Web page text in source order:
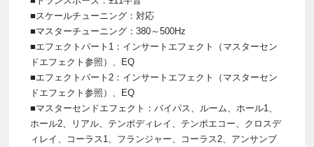
■スケールチューニング：対応
■マスターチューニング：380～500Hz
■エフェクトパート1：インサートエフェクト（マスターセン
ドエフェクト参照）、EQ
■エフェクトパート2：インサートエフェクト（マスターセン
ドエフェクト参照）、EQ
■マスターセンドエフェクト：バイパス、ルーム、ホール1、
ホール2、リアル、テンポディレイ、テンポエコー、クロスデ
ィレイ、コーラス1、フランジャー、コーラス2、アンサンブ